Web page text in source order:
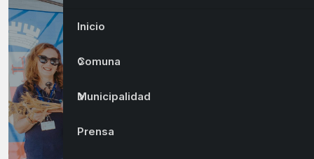
Inicio
Comuna
Municipalidad
Prensa